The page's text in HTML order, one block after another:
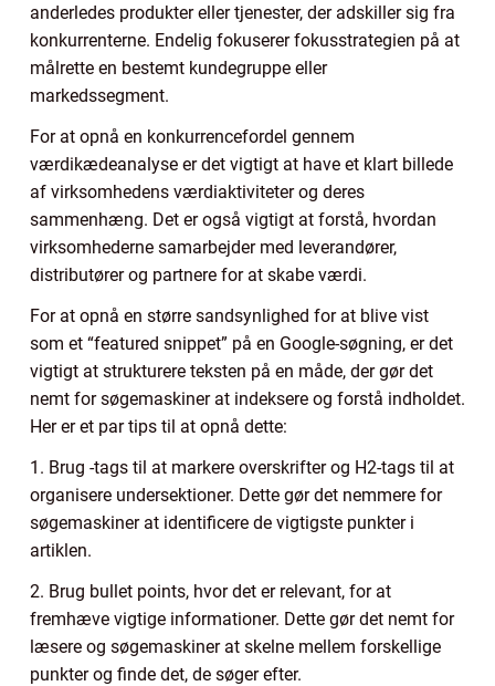
anderledes produkter eller tjenester, der adskiller sig fra
konkurrenterne. Endelig fokuserer fokusstrategien på at
målrette en bestemt kundegruppe eller
markedssegment.
For at opnå en konkurrencefordel gennem
værdikædeanalyse er det vigtigt at have et klart billede
af virksomhedens værdiaktiviteter og deres
sammenhæng. Det er også vigtigt at forstå, hvordan
virksomhederne samarbejder med leverandører,
distributører og partnere for at skabe værdi.
For at opnå en større sandsynlighed for at blive vist
som et “featured snippet” på en Google-søgning, er det
vigtigt at strukturere teksten på en måde, der gør det
nemt for søgemaskiner at indeksere og forstå indholdet.
Her er et par tips til at opnå dette:
1. Brug -tags til at markere overskrifter og H2-tags til at
organisere undersektioner. Dette gør det nemmere for
søgemaskiner at identificere de vigtigste punkter i
artiklen.
2. Brug bullet points, hvor det er relevant, for at
fremhæve vigtige informationer. Dette gør det nemt for
læsere og søgemaskiner at skelne mellem forskellige
punkter og finde det, de søger efter.